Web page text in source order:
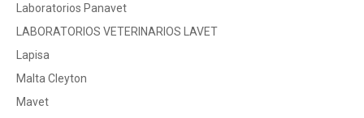
Laboratorios Panavet
LABORATORIOS VETERINARIOS LAVET
Lapisa
Malta Cleyton
Mavet